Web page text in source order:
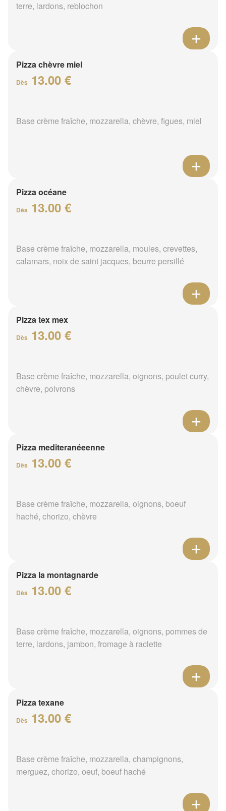
terre, lardons, reblochon
Pizza chèvre miel
Dès 13.00 €
Base crème fraîche, mozzarella, chèvre, figues, miel
Pizza océane
Dès 13.00 €
Base crème fraîche, mozzarella, moules, crevettes,
calamars, noix de saint jacques, beurre persillé
Pizza tex mex
Dès 13.00 €
Base crème fraîche, mozzarella, oignons, poulet curry,
chèvre, poivrons
Pizza mediteranéeenne
Dès 13.00 €
Base crème fraîche, mozzarella, oignons, boeuf
haché, chorizo, chèvre
Pizza la montagnarde
Dès 13.00 €
Base crème fraîche, mozzarella, oignons, pommes de
terre, lardons, jambon, fromage à raclette
Pizza texane
Dès 13.00 €
Base crème fraîche, mozzarella, champignons,
merguez, chorizo, oeuf, boeuf haché